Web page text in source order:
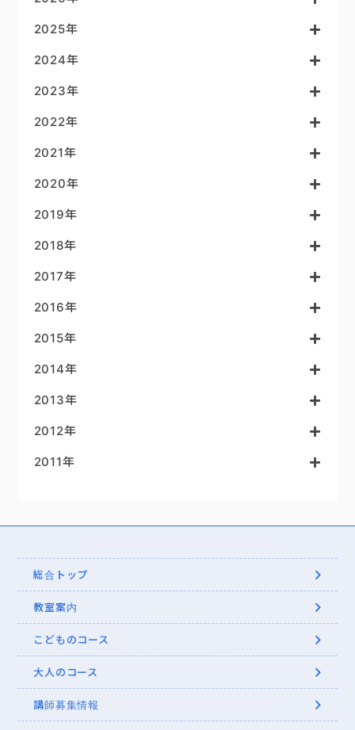
2025年
2024年
2023年
2022年
2021年
2020年
2019年
2018年
2017年
2016年
2015年
2014年
2013年
2012年
2011年
総合トップ
教室案内
こどものコース
大人のコース
講師募集情報